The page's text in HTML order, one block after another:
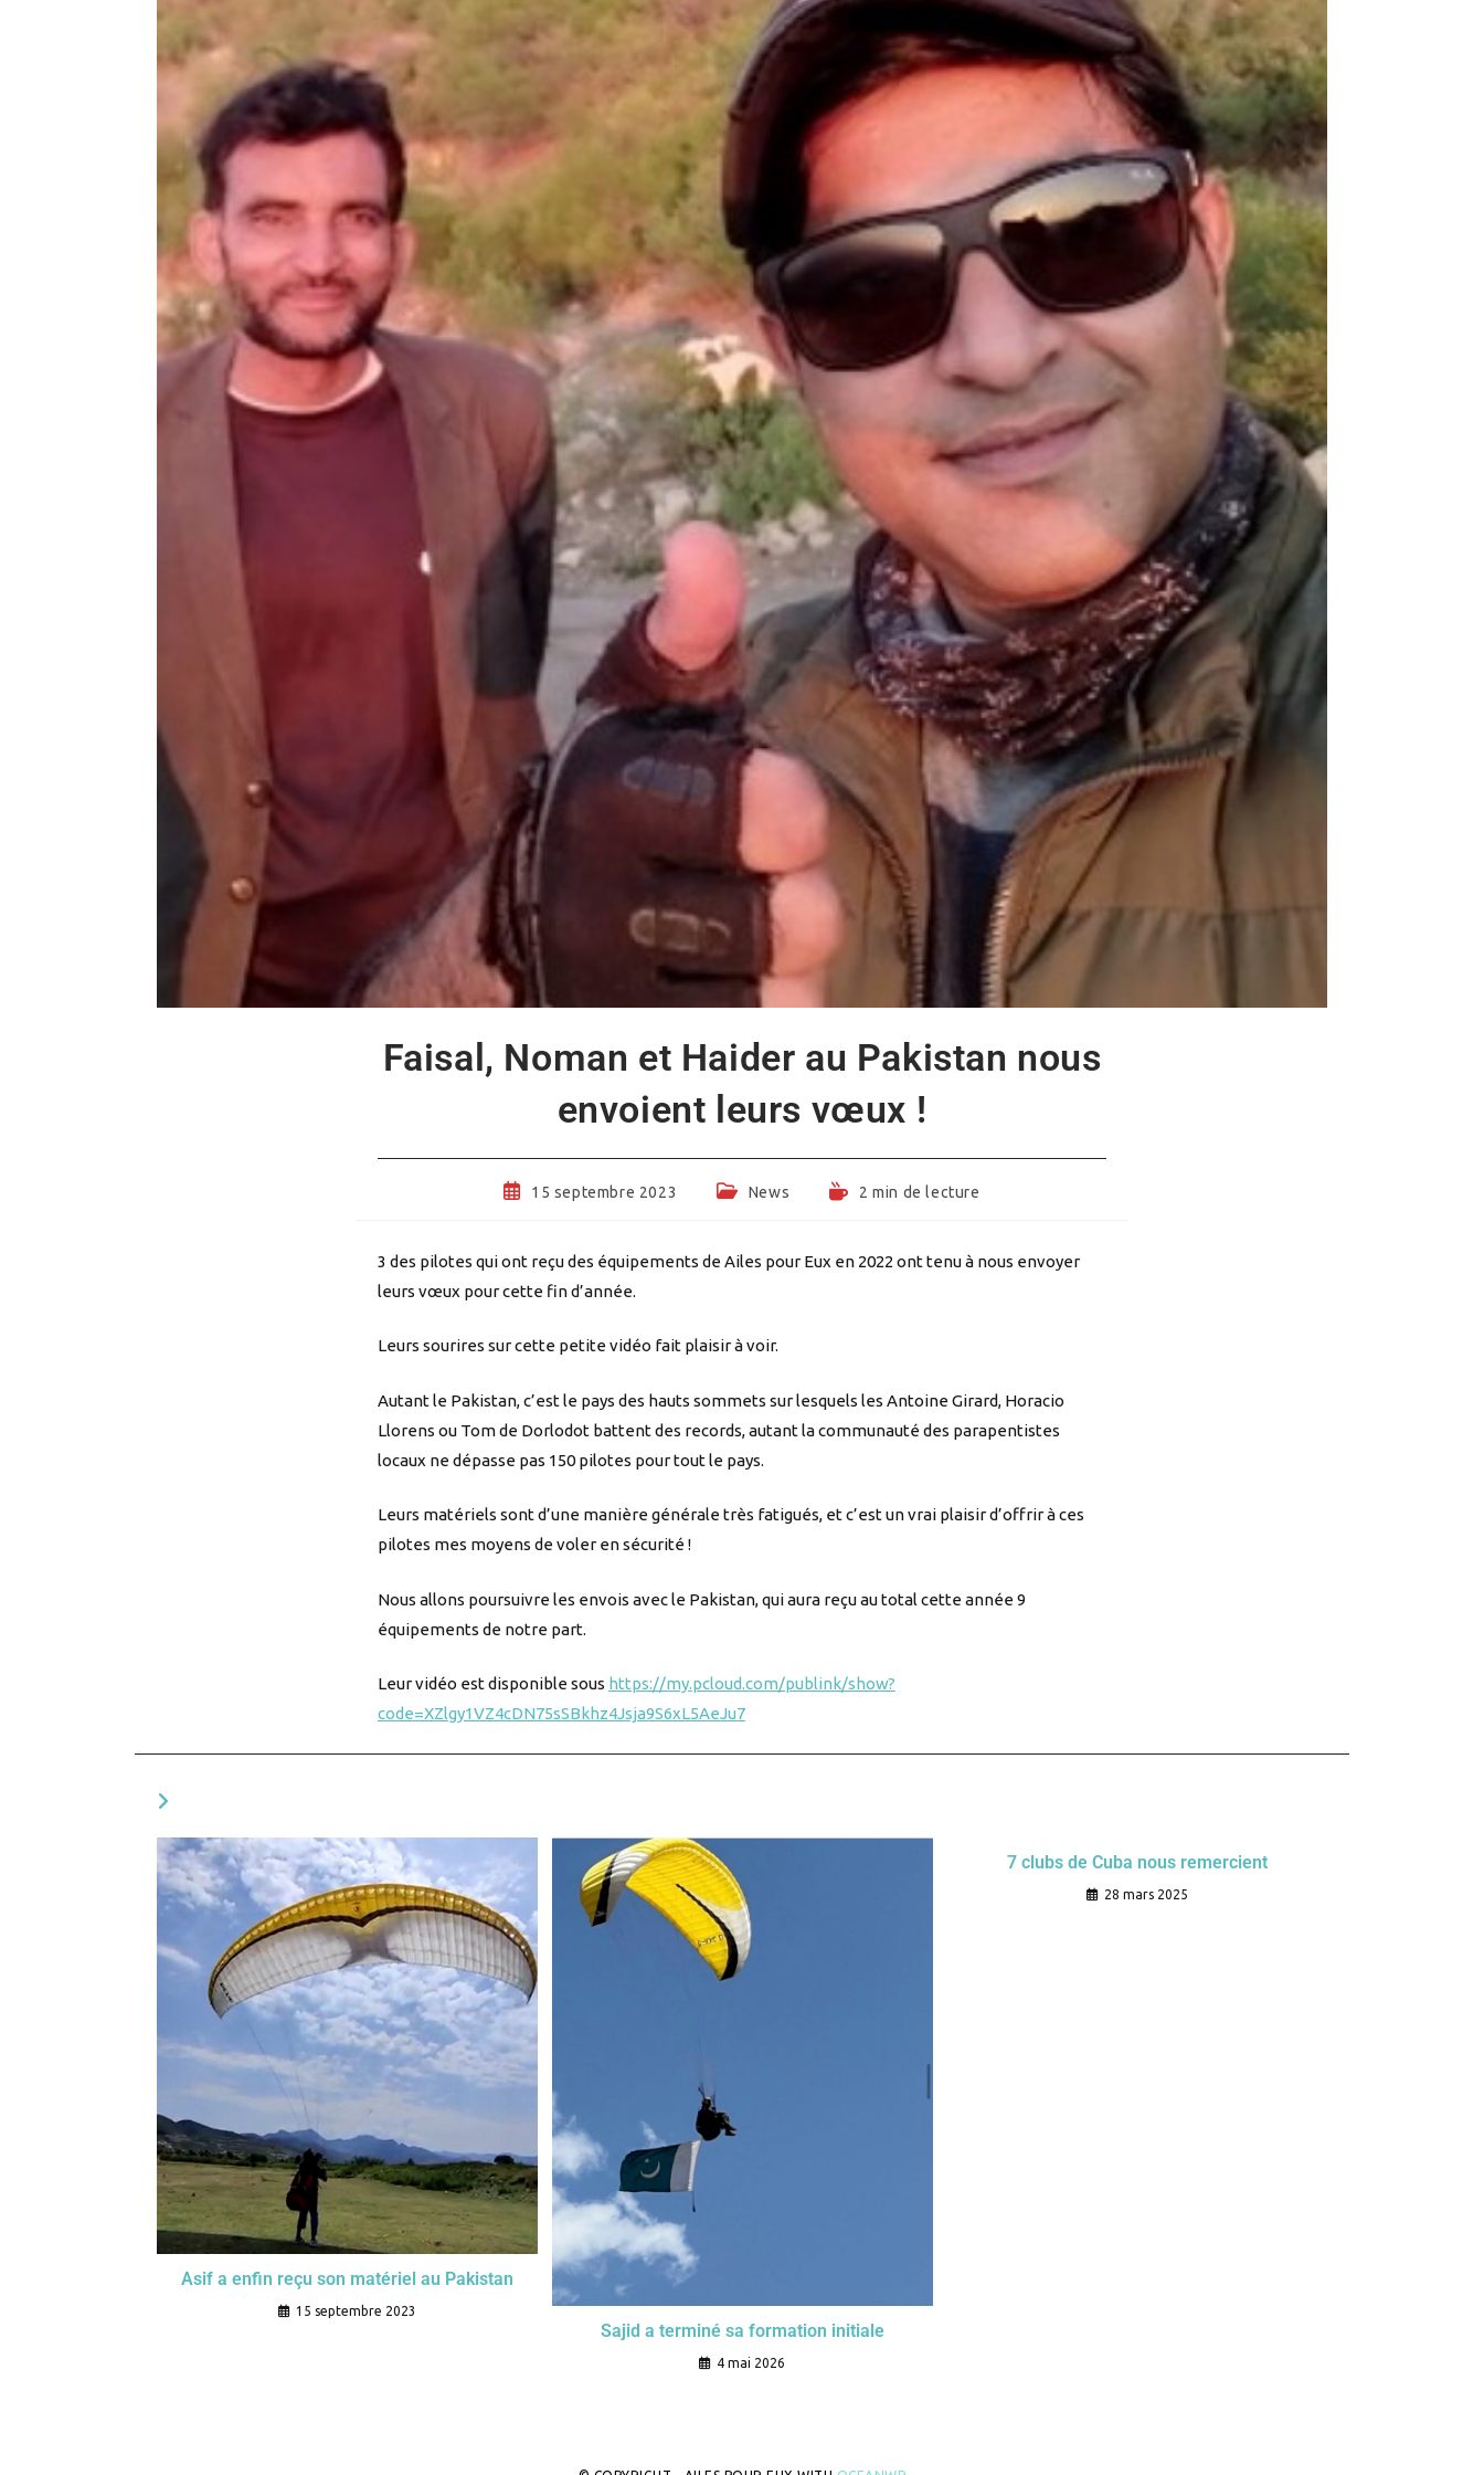
Faisal, Noman et Haider au Pakistan nous
envoient leurs vœux !
Publication
15 septembre 2023
PostNews
Temps2 min de lecture
3 des pilotes qui ont reçu des équipements de Ailes pour Eux en 2022 ont tenu à nous envoyer
leurs vœux pour cette fin d’année.
Leurs sourires sur cette petite vidéo fait plaisir à voir.
Autant le Pakistan, c’est le pays des hauts sommets sur lesquels les Antoine Girard, Horacio
Llorens ou Tom de Dorlodot battent des records, autant la communauté des parapentistes
locaux ne dépasse pas 150 pilotes pour tout le pays.
Leurs matériels sont d’une manière générale très fatigués, et c’est un vrai plaisir d’offrir à ces
pilotes mes moyens de voler en sécurité !
Nous allons poursuivre les envois avec le Pakistan, qui aura reçu au total cette année 9
équipements de notre part.
Leur vidéo est disponible sous https://my.pcloud.com/publink/show?
code=XZlgy1VZ4cDN75sSBkhz4Jsja9S6xL5AeJu7
Asif a enfin reçu son matériel au Pakistan
15 septembre 2023
Sajid a terminé sa formation initiale
4 mai 2026
7 clubs de Cuba nous remercient
28 mars 2025